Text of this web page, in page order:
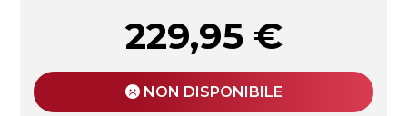
229,95 €
NON DISPONIBILE